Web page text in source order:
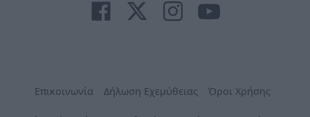
Επικοινωνία Δήλωση Εχεμύθειας Όροι Χρήσης